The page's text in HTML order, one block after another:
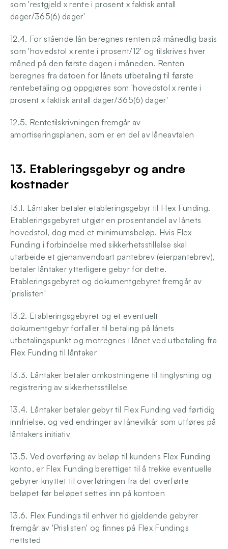
som 'restgjeld x rente i prosent x faktisk antall
dager/365(6) dager'
12.4. For stående lån beregnes renten på månedlig basis
som 'hovedstol x rente i prosent/12' og tilskrives hver
måned på den første dagen i måneden. Renten
beregnes fra datoen for lånets utbetaling til første
rentebetaling og oppgjøres som 'hovedstol x rente i
prosent x faktisk antall dager/365(6) dager'
12.5. Rentetilskrivningen fremgår av
amortiseringsplanen, som er en del av låneavtalen
13. Etableringsgebyr og andre
kostnader
13.1. Låntaker betaler etableringsgebyr til Flex Funding.
Etableringsgebyret utgjør en prosentandel av lånets
hovedstol, dog med et minimumsbeløp. Hvis Flex
Funding i forbindelse med sikkerhetsstillelse skal
utarbeide et gjenanvendbart pantebrev (eierpantebrev),
betaler låntaker ytterligere gebyr for dette.
Etableringsgebyret og dokumentgebyret fremgår av
'prislisten'
13.2. Etableringsgebyret og et eventuelt
dokumentgebyr forfaller til betaling på lånets
utbetalingspunkt og motregnes i lånet ved utbetaling fra
Flex Funding til låntaker
13.3. Låntaker betaler omkostningene til tinglysning og
registrering av sikkerhetsstillelse
13.4. Låntaker betaler gebyr til Flex Funding ved førtidig
innfrielse, og ved endringer av lånevilkår som utføres på
låntakers initiativ
13.5. Ved overføring av beløp til kundens Flex Funding
konto, er Flex Funding berettiget til å trekke eventuelle
gebyrer knyttet til overføringen fra det overførte
beløpet før beløpet settes inn på kontoen
13.6. Flex Fundings til enhver tid gjeldende gebyrer
fremgår av 'Prislisten' og finnes på Flex Fundings
nettsted